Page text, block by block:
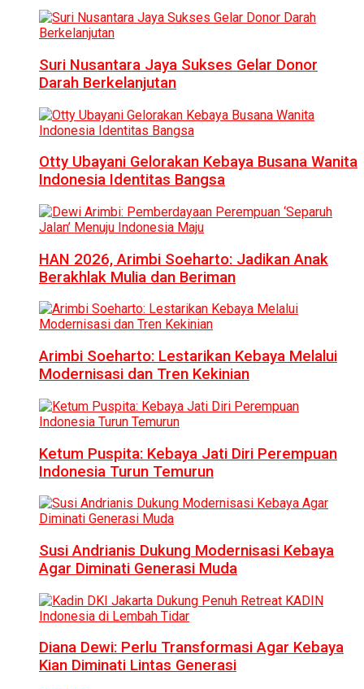
Suri Nusantara Jaya Sukses Gelar Donor
Darah Berkelanjutan
Otty Ubayani Gelorakan Kebaya Busana Wanita
Indonesia Identitas Bangsa
HAN 2026, Arimbi Soeharto: Jadikan Anak
Berakhlak Mulia dan Beriman
Arimbi Soeharto: Lestarikan Kebaya Melalui
Modernisasi dan Tren Kekinian
Ketum Puspita: Kebaya Jati Diri Perempuan
Indonesia Turun Temurun
Susi Andrianis Dukung Modernisasi Kebaya
Agar Diminati Generasi Muda
Diana Dewi: Perlu Transformasi Agar Kebaya
Kian Diminati Lintas Generasi